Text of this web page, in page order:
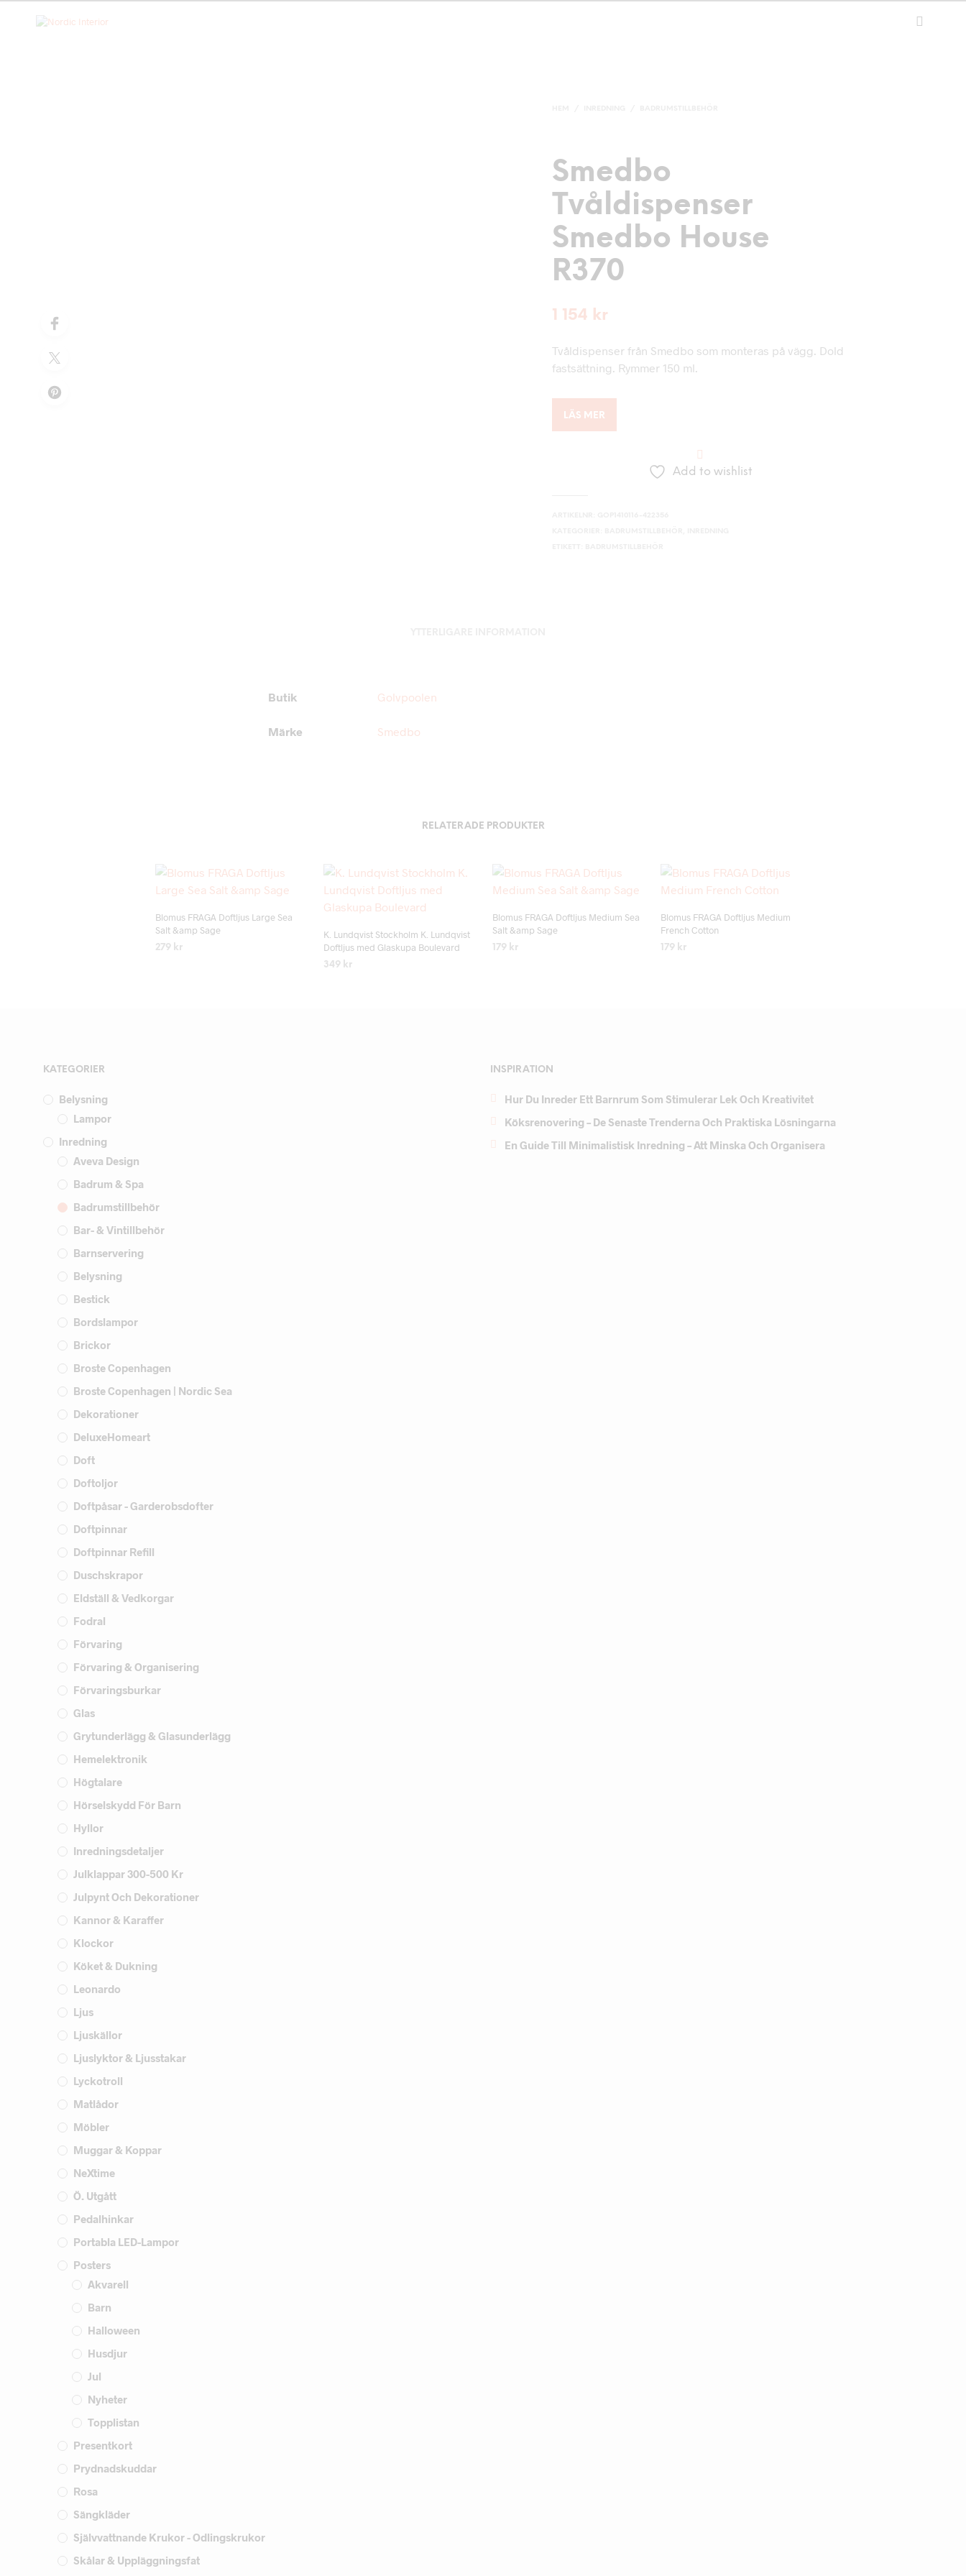
Smedbo
Tvåldispenser
Smedbo House
R370
1 154 kr
Tvåldispenser från Smedbo som monteras på vägg. Dold
fastsättning. Rymmer 150 ml.
LÄS MER
Add to wishlist
Butik Golvpoolen
Märke Smedbo
RELATERADE PRODUKTER
Add to wishlist
Blomus FRAGA Doftljus Large Sea
Salt &amp Sage
279 kr
Add to wishlist
K. Lundqvist Stockholm K. Lundqvist
Doftljus med Glaskupa Boulevard
349 kr
Add to wishlist
Blomus FRAGA Doftljus Medium Sea
Salt &amp Sage
179 kr
Add to wishlist
Blomus FRAGA Doftljus Medium
French Cotton
179 kr
KATEGORIER
Belysning
Lampor
Inredning
Aveva Design
Badrum & Spa
Badrumstillbehör
Bar- & Vintillbehör
Barnservering
Belysning
Bestick
Bordslampor
Brickor
Broste Copenhagen
Broste Copenhagen | Nordic Sea
Dekorationer
DeluxeHomeart
Doft
Doftoljor
Doftpåsar - Garderobsdofter
Doftpinnar
Doftpinnar Refill
Duschskrapor
Eldställ & Vedkorgar
Fodral
Förvaring
Förvaring & Organisering
Förvaringsburkar
Glas
Grytunderlägg & Glasunderlägg
Hemelektronik
Högtalare
Hörselskydd För Barn
Hyllor
Inredningsdetaljer
Julklappar 300-500 Kr
Julpynt Och Dekorationer
Kannor & Karaffer
Klockor
Köket & Dukning
Leonardo
Ljus
Ljuskällor
Ljuslyktor & Ljusstakar
Lyckotroll
Matlådor
Möbler
Muggar & Koppar
NeXtime
Ö. Utgått
Pedalhinkar
Portabla LED-Lampor
Posters
Akvarell
Barn
Halloween
Husdjur
Jul
Nyheter
Topplistan
Presentkort
Prydnadskuddar
Rosa
Sängkläder
Självvattnande Krukor - Odlingskrukor
Skålar & Uppläggningsfat
INSPIRATION
Hur Du Inreder Ett Barnrum Som Stimulerar Lek Och Kreativitet
Köksrenovering – De Senaste Trenderna Och Praktiska Lösningarna
En Guide Till Minimalistisk Inredning – Att Minska Och Organisera